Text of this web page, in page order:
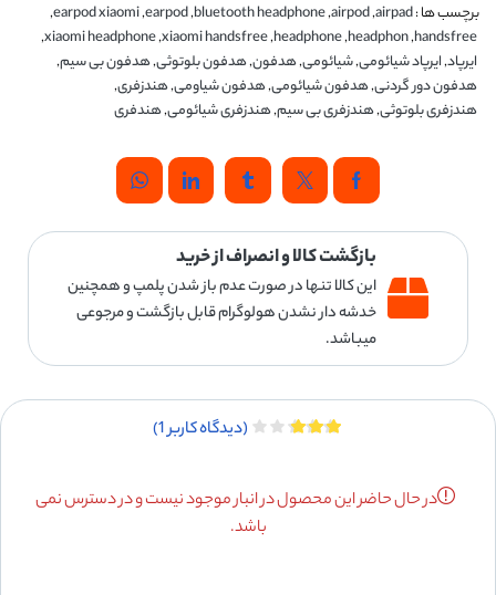
برچسب ها :airpad
,
airpod
,
bluetooth headphone
,
earpod
,
earpod xiaomi
,
handsfree
,
headphon
,
headphone
,
xiaomi handsfree
,
xiaomi headphone
,
ایرپاد,ایرپاد شیائومی,شیائومی,هدفون,هدفون بلوتوثی,هدفون بی سیم,
هدفون دور گردنی,هدفون شیائومی,هدفون شیاومی,هندزفری,
هندزفری بلوتوثی,هندزفری بی سیم,هندزفری شیائومی,هندفری
بازگشت کالا و انصراف از خرید
این کالا تنها در صورت عدم باز شدن پلمپ و همچنین
خدشه دار نشدن هولوگرام قابل بازگشت و مرجوعی
میباشد.
(دیدگاه کاربر1
)
در حال حاضر این محصول در انبار موجود نیست و در دسترس نمی
باشد.